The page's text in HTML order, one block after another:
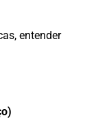
entender